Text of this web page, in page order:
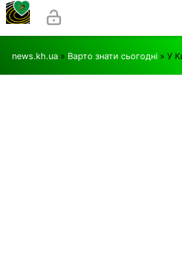
news.kh.ua » Варто знати сьогодні » У